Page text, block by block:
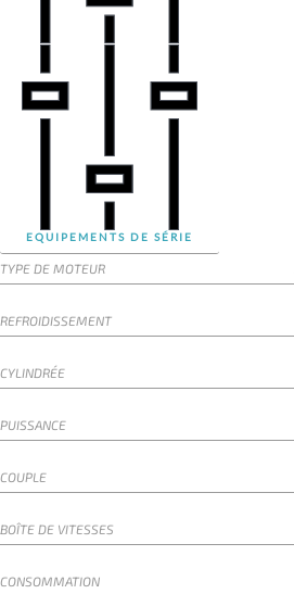
EQUIPEMENTS DE SÉRIE
TYPE DE MOTEUR
REFROIDISSEMENT
CYLINDRÉE
PUISSANCE
COUPLE
BOÎTE DE VITESSES
CONSOMMATION